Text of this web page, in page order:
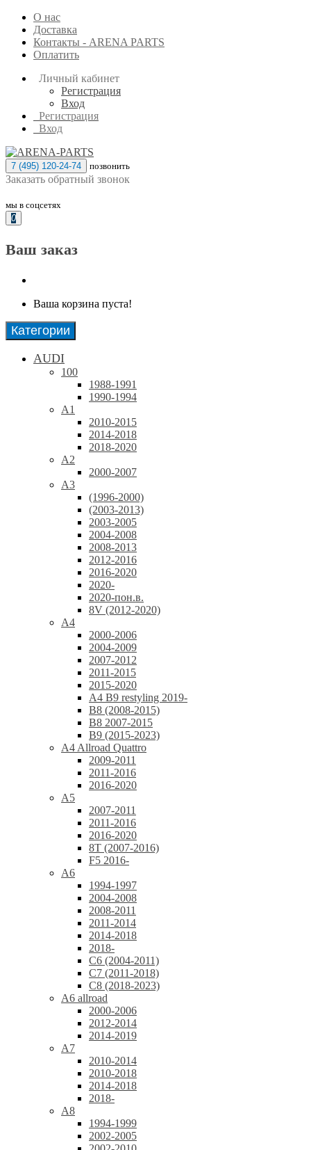
О нас
Доставка
Контакты - ARENA PARTS
Оплатить
Личный кабинет
Регистрация
Вход
Регистрация
Вход
7 (495) 120-24-74 позвонить
Заказать обратный звонок
мы в соцсетях
0
Ваш заказ
Ваша корзина пуста!
Категории
AUDI
100
1988-1991
1990-1994
A1
2010-2015
2014-2018
2018-2020
A2
2000-2007
A3
(1996-2000)
(2003-2013)
2003-2005
2004-2008
2008-2013
2012-2016
2016-2020
2020-
2020-пон.в.
8V (2012-2020)
A4
2000-2006
2004-2009
2007-2012
2011-2015
2015-2020
A4 B9 restyling 2019-
B8 (2008-2015)
B8 2007-2015
B9 (2015-2023)
A4 Allroad Quattro
2009-2011
2011-2016
2016-2020
A5
2007-2011
2011-2016
2016-2020
8T (2007-2016)
F5 2016-
A6
1994-1997
2004-2008
2008-2011
2011-2014
2014-2018
2018-
C6 (2004-2011)
C7 (2011-2018)
C8 (2018-2023)
A6 allroad
2000-2006
2012-2014
2014-2019
A7
2010-2014
2010-2018
2014-2018
2018-
A8
1994-1999
2002-2005